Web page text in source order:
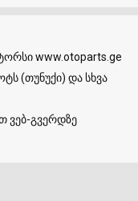
www.otoparts.ge
(თუნუქი) და სხვა
ვებ-გვერდზე